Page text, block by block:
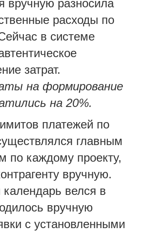
вручную разносила
расходы по
в системе
затрат.
на формирование
на 20%.
платежей по
главным
по каждому проекту,
вручную.
велся в
вручную
с установленными